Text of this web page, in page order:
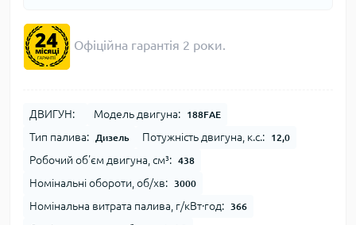
Офіційна гарантія 2 роки.
ДВИГУН: Модель двигуна: 188FАЕ
Тип палива: Дизель Потужність двигуна, к.с.: 12,0
Робочий об'єм двигуна, см³: 438
Номінальні обороти, об/хв: 3000
Номінальна витрата палива, г/кВт∙год: 366